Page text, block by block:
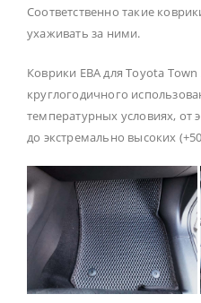
Соответственно такие
ухаживать за ними.
Коврики ЕВА для Toyota Town
круглогодичного
температурных условиях, от
до экстремально высоких